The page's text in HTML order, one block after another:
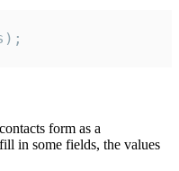
form as a
in some fields, the values